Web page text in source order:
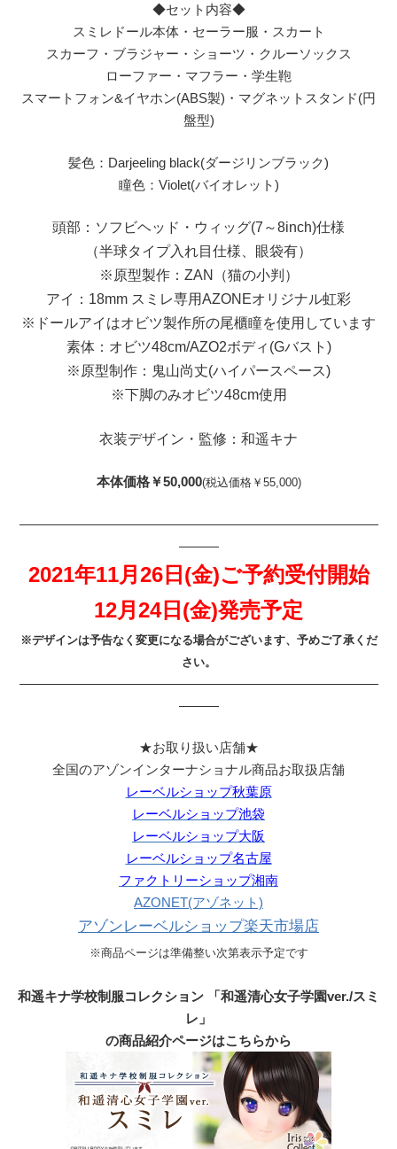
◆セット内容◆
スミレドール本体・セーラー服・スカート
スカーフ・ブラジャー・ショーツ・クルーソックス
ローファー・マフラー・学生鞄
スマートフォン&イヤホン(ABS製)・マグネットスタンド(円
盤型)
髪色：Darjeeling black(ダージリンブラック)
瞳色：Violet(バイオレット)
頭部：ソフビヘッド・ウィッグ(7～8inch)仕様
（半球タイプ入れ目仕様、眼袋有）
※原型製作：ZAN（猫の小判）
アイ：18mm スミレ専用AZONEオリジナル虹彩
※ドールアイはオビツ製作所の尾櫃瞳を使用しています
素体：オビツ48cm/AZO2ボディ(Gバスト)
※原型制作：鬼山尚丈(ハイパースペース)
※下脚のみオビツ48cm使用
衣装デザイン・監修：和遥キナ
本体価格￥50,000(税込価格￥55,000)
———————————————————————————
———
2021年11月26日(金)ご予約受付開始
12月24日(金)発売予定
※デザインは予告なく変更になる場合がございます、予めご了承くだ
さい。
———————————————————————————
———
★お取り扱い店舗★
全国のアゾンインターナショナル商品お取扱店舗
レーベルショップ秋葉原
レーベルショップ池袋
レーベルショップ大阪
レーベルショップ名古屋
ファクトリーショップ湘南
AZONET(アゾネット)
アゾンレーベルショップ楽天市場店
※商品ページは準備整い次第表示予定です
和遥キナ学校制服コレクション 「和遥清心女子学園ver./スミ
レ」
の商品紹介ページはこちらから